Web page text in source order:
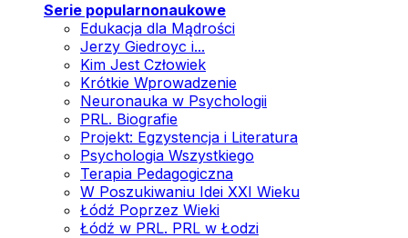
Serie popularnonaukowe
Edukacja dla Mądrości
Jerzy Giedroyc i...
Kim Jest Człowiek
Krótkie Wprowadzenie
Neuronauka w Psychologii
PRL. Biografie
Projekt: Egzystencja i Literatura
Psychologia Wszystkiego
Terapia Pedagogiczna
W Poszukiwaniu Idei XXI Wieku
Łódź Poprzez Wieki
Łódź w PRL. PRL w Łodzi